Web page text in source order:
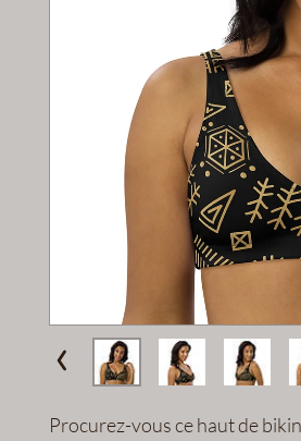
Procurez-vous ce haut de